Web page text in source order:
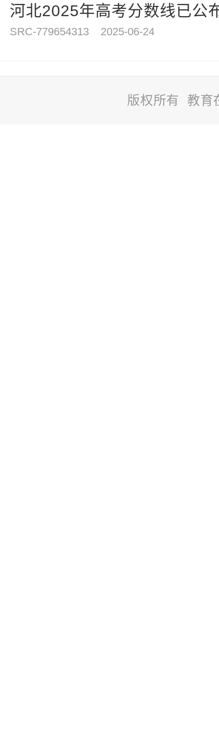
河北2025年高考分数线已公
SRC-779654313 2025-06-24
版权所有 教育